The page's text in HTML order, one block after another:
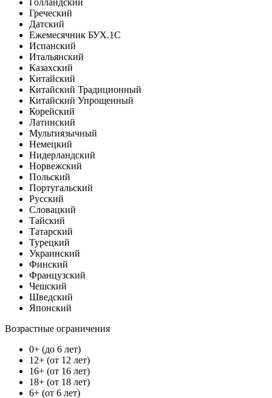
Греческий
Датский
Ежемесячник БУХ.1С
Испанский
Итальянский
Казахский
Китайский
Китайский Традиционный
Китайский Упрощенный
Корейский
Латинский
Мультиязычный
Немецкий
Нидерландский
Норвежский
Польский
Португальский
Русский
Словацкий
Тайский
Татарский
Турецкий
Украинский
Финский
Французский
Чешский
Шведский
Японский
Возрастные ограничения
0+ (до 6 лет)
12+ (от 12 лет)
16+ (от 16 лет)
18+ (от 18 лет)
6+ (от 6 лет)